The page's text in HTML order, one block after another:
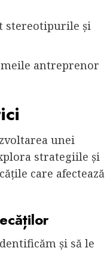
stereotipurile și
antreprenor
unei
strategiile și
care afectează
și să le